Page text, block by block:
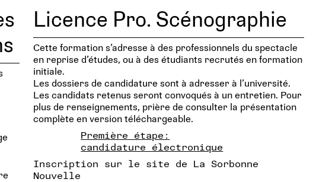
Licence Pro. Scénographie
Cette formation s’adresse à des professionnels du spectacle
en reprise d’études, ou à des étudiants recrutés en formation
initiale.
Les dossiers de candidature sont à adresser à l’université.
Les candidats retenus seront convoqués à un entretien. Pour
plus de renseignements, prière de consulter la présentation
complète en version téléchargeable.
Première étape:
candidature électronique
Inscription sur le site de La Sorbonne
Nouvelle